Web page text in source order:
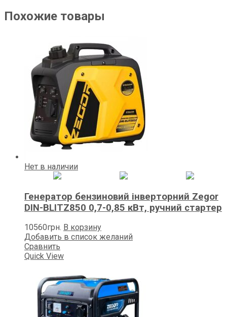
Похожие товары
Нет в наличии
Генератор бензиновий інверторний Zegor
DIN-BLITZ850 0,7-0,85 кВт, ручний стартер
10560грн. В корзину
Добавить в список желаний
Сравнить
Quick View